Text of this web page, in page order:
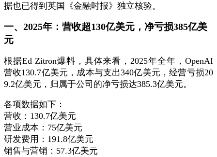
据也已得到英国《金融时报》独立核验。
一、2025年：营收超130亿美元，净亏损385亿美
元
根据Ed Zitron爆料，具体来看，2025年全年，OpenAI
营收130.7亿美元，成本与支出340亿美元，经营亏损20
9.2亿美元，归属于公司的净亏损达385.3亿美元。
各项数据如下：
营收：130.7亿美元
营业成本：75亿美元
研发费用：191.8亿美元
销售与营销：57.3亿美元